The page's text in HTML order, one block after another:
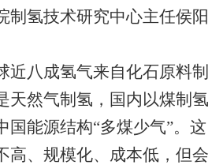
制氢技术研究中心主任侯阳
八成氢气来自化石原料制
天然气制氢，国内以煤制氢
国能源结构“多煤少气”。这
高、规模化、成本低，但会